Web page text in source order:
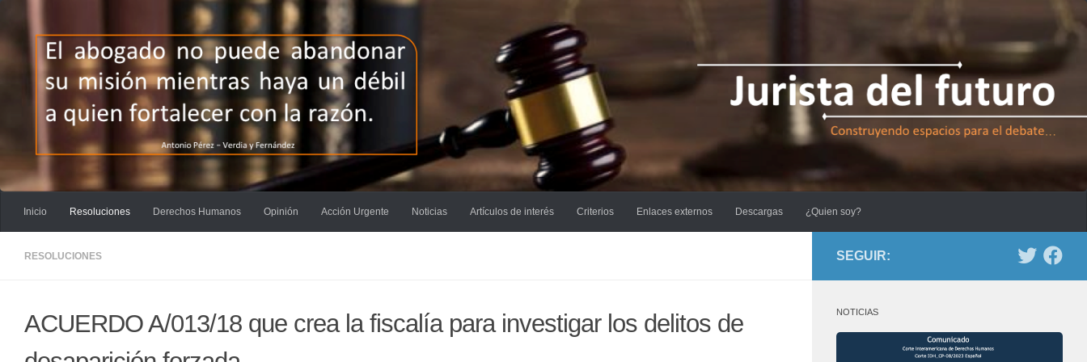
Inicio Resoluciones Derechos Humanos Opinión Acción Urgente Noticias Artículos de interés Criterios Enlaces externos Descargas ¿Quien soy?
RESOLUCIONES
ACUERDO A/013/18 que crea la fiscalía para investigar los delitos de
SEGUIR:
NOTICIAS